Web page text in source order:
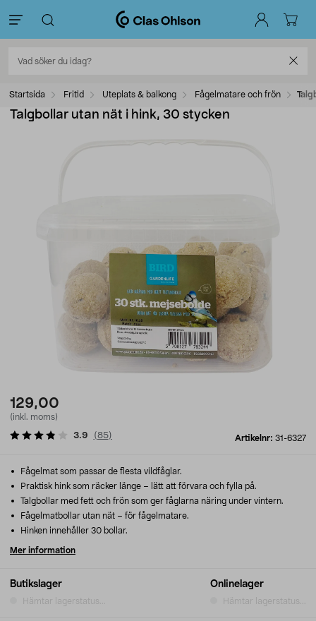
Startsida Fritid Uteplats & balkong Fågelmatare och frön
Talgbollar utan nät i hink, 30 stycken
129,00
(inkl. moms)
Artikelnr: 31-6327
3.9 (85)
Butikslager
Hämtar lagerstatus...
Onlinelager
Hämtar lagerstatus...
Fågelmat som passar de flesta vildfåglar.
Praktisk hink som räcker länge – lätt att förvara och fylla på.
Talgbollar med fett och frön som ger fåglarna näring under vintern.
Fågelmatbollar utan nät – för fågelmatare.
Hinken innehåller 30 bollar.
Mer information